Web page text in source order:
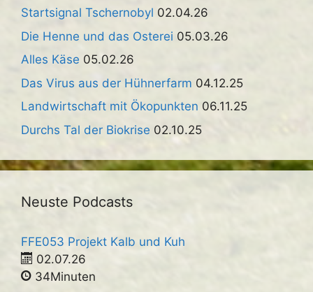
Startsignal Tschernobyl 02.04.26
Die Henne und das Osterei 05.03.26
Alles Käse 05.02.26
Das Virus aus der Hühnerfarm 04.12.25
Landwirtschaft mit Ökopunkten 06.11.25
Durchs Tal der Biokrise 02.10.25
Neuste Podcasts
FFE053 Projekt Kalb und Kuh
02.07.26
34Minuten